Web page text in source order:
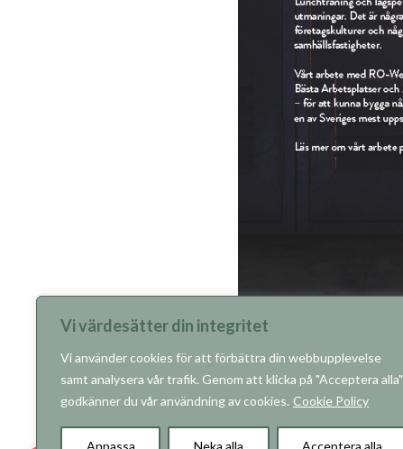
Vi värdesätter din integritet
Vi använder cookies för att förbättra din webbupplevelse
samt analysera vår trafik. Genom att klicka på "Acceptera alla"
godkänner du vår användning av cookies. Cookie Policy
Anpassa Neka alla Acceptera alla